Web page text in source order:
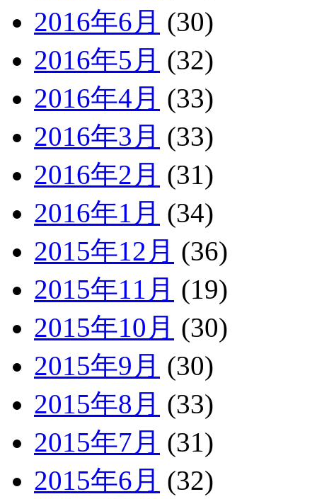
2016年6月 (30)
2016年5月 (32)
2016年4月 (33)
2016年3月 (33)
2016年2月 (31)
2016年1月 (34)
2015年12月 (36)
2015年11月 (19)
2015年10月 (30)
2015年9月 (30)
2015年8月 (33)
2015年7月 (31)
2015年6月 (32)